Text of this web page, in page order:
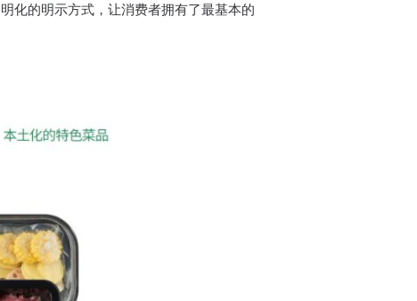
化的明示方式，让消费者拥有了最基本的